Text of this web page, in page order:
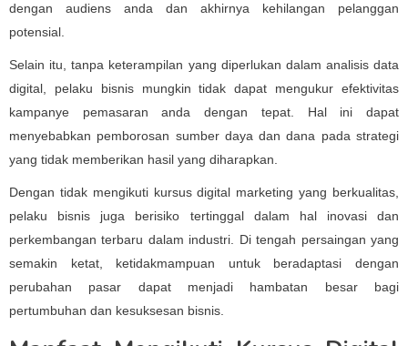
dengan audiens anda dan akhirnya kehilangan pelanggan
potensial.
Selain itu, tanpa keterampilan yang diperlukan dalam analisis data
digital, pelaku bisnis mungkin tidak dapat mengukur efektivitas
kampanye pemasaran anda dengan tepat. Hal ini dapat
menyebabkan pemborosan sumber daya dan dana pada strategi
yang tidak memberikan hasil yang diharapkan.
Dengan tidak mengikuti kursus digital marketing yang berkualitas,
pelaku bisnis juga berisiko tertinggal dalam hal inovasi dan
perkembangan terbaru dalam industri. Di tengah persaingan yang
semakin ketat, ketidakmampuan untuk beradaptasi dengan
perubahan pasar dapat menjadi hambatan besar bagi
pertumbuhan dan kesuksesan bisnis.